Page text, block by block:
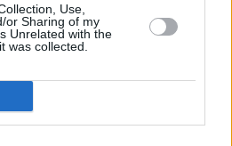
Use,
or Sharing of my
Unrelated with the
was collected.
σε τρεις οδούς του